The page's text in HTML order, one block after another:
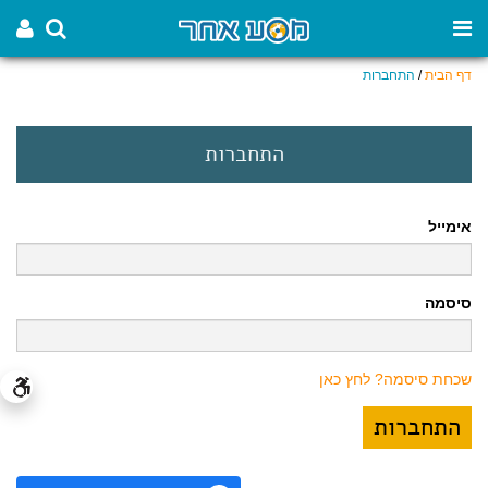
דף הבית/ התחברות
התחברות
אימייל
סיסמה
שכחת סיסמה? לחץ כאן